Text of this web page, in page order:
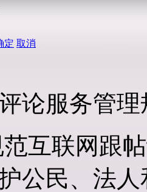
定 取消
论服务管理
互联网跟
公民、法